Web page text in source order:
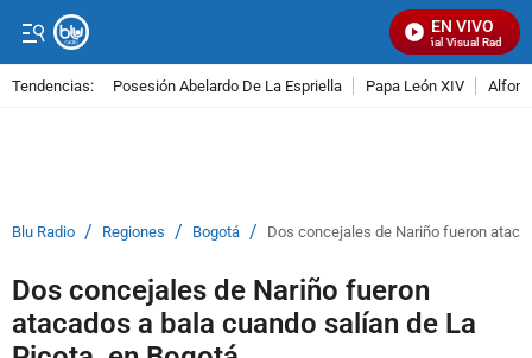
EN VIVO
Señal Visual Radio
Tendencias: Posesión Abelardo De La Espriella Papa León XIV
Blu Radio / Regiones / Bogotá / Dos concejales de Nariño fueron
Dos concejales de Nariño fueron
atacados a bala cuando salían de La